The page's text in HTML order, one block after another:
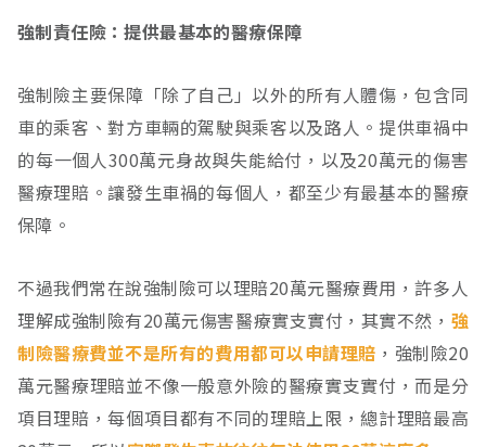
強制責任險：提供最基本的醫療保障
強制險主要保障「除了自己」以外的所有人體傷，包含同
車的乘客、對方車輛的駕駛與乘客以及路人。提供車禍中
的每一個人300萬元身故與失能給付，以及20萬元的傷害
醫療理賠。讓發生車禍的每個人，都至少有最基本的醫療
保障。
不過我們常在說強制險可以理賠20萬元醫療費用，許多人
理解成強制險有20萬元傷害醫療實支實付，其實不然， 強
制險醫療費並不是所有的費用都可以申請理賠 ，強制險20
萬元醫療理賠並不像一般意外險的醫療實支實付，而是分
項目理賠，每個項目都有不同的理賠上限，總計理賠最高